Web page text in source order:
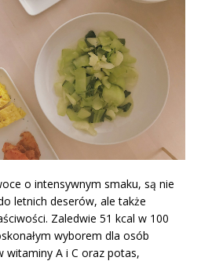
o intensywnym smaku, są nie
letnich deserów, ale także
Zaledwie 51 kcal w 100
wyborem dla osób
witaminy A i C oraz potas,